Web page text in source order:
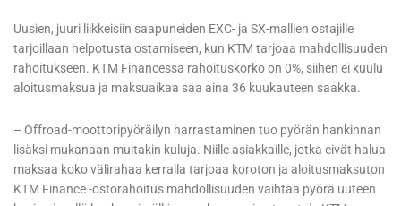
Uusien, juuri liikkeisiin saapuneiden EXC- ja SX-mallien ostajille
tarjoillaan helpotusta ostamiseen, kun KTM tarjoaa mahdollisuuden
rahoitukseen. KTM Financessa rahoituskorko on 0%, siihen ei kuulu
aloitusmaksua ja maksuaikaa saa aina 36 kuukauteen saakka.
– Offroad-moottoripyöräilyn harrastaminen tuo pyörän hankinnan
lisäksi mukanaan muitakin kuluja. Niille asiakkaille, jotka eivät halua
maksaa koko välirahaa kerralla tarjoaa koroton ja aloitusmaksuton
KTM Finance -ostorahoitus mahdollisuuden vaihtaa pyörä uuteen